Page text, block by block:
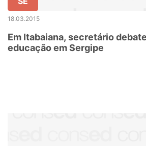
18.03.2015
Em Itabaiana, secretário
educação em Sergipe